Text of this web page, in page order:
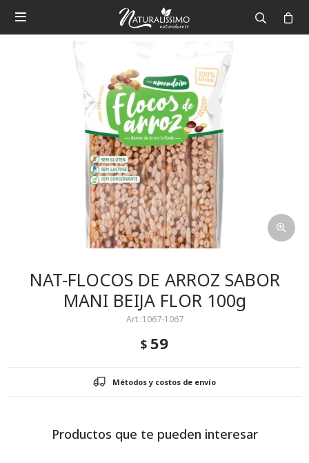

NAT-FLOCOS DE ARROZ SABOR
MANI BEIJA FLOR 100g
1067-1067
$ 59
Métodos y costos de envío
Productos que te pueden interesar